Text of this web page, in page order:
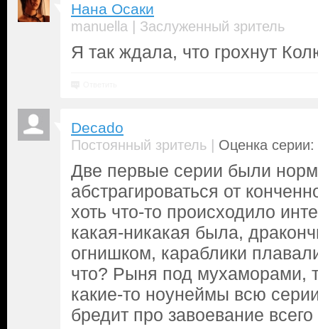
Нана Осаки
manuella | Заслуженный зритель
Я так ждала, что грохнут
Decado
Постоянный зритель | Оценка серии:
Две первые серии были
абстрагироваться от
хоть что-то происходило
какая-никакая была,
огнишком, караблики
что? Рыня под мухаморами,
какие-то ноунеймы всю
бредит про завоевание